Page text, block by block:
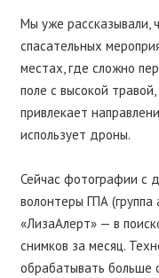
Мы уже рассказывали,
спасательных
местах, где сложно
поле с высокой
привлекает
использует дроны.
Сейчас фотографии с
волонтеры ГПА
«ЛизаАлерт» — в
снимков за месяц.
обрабатывать больше